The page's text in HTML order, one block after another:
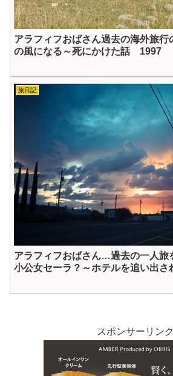
アラフィフおばさん過去の海外旅行
の風になる～死にかけた話 1997
旅日記
アラフィフおばさん…過去の一人旅
小公女セーラ？～ホテルを追い出さ
スポンサーリンク